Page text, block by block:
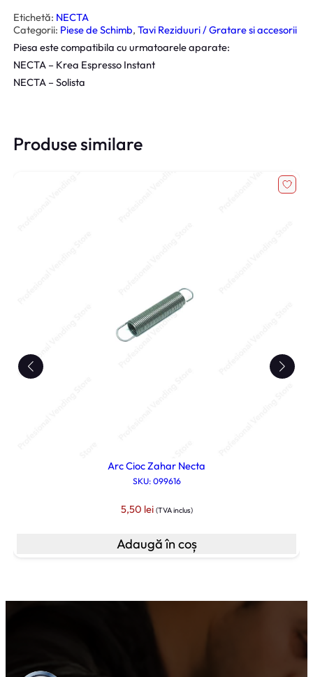
Etichetă: NECTA
Categorii: Piese de Schimb, Tavi Reziduuri / Gratare si accesorii
Piesa este compatibila cu urmatoarele aparate:
NECTA – Krea Espresso Instant
NECTA – Solista
Produse similare
Arc Cioc Zahar Necta
SKU: 099616
5,50 lei (TVA inclus)
Adaugă în coș